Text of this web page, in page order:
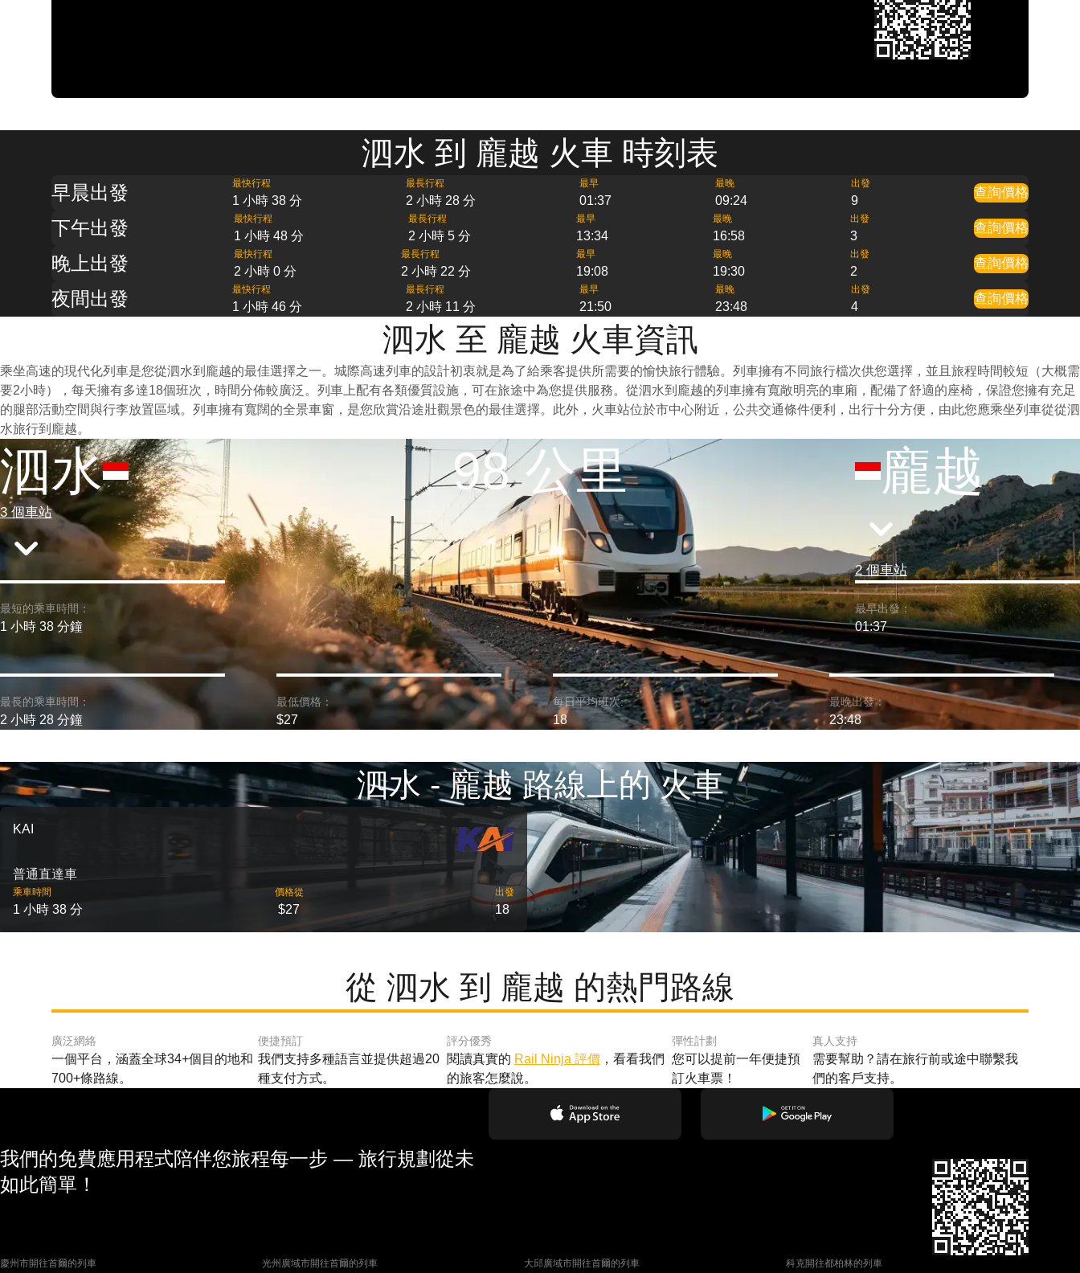
泗水 到 龐越 火車 時刻表
早晨出發 最快行程
1 小時 38 分
最長行程
2 小時 28 分
最早
01:37
最晚
09:24
出發
9
查詢價格
下午出發 最快行程
1 小時 48 分
最長行程
2 小時 5 分
最早
13:34
最晚
16:58
出發
3
查詢價格
晚上出發 最快行程
2 小時 0 分
最長行程
2 小時 22 分
最早
19:08
最晚
19:30
出發
2
查詢價格
夜間出發 最快行程
1 小時 46 分
最長行程
2 小時 11 分
最早
21:50
最晚
23:48
出發
4
查詢價格
泗水 至 龐越 火車資訊
乘坐高速的現代化列車是您從泗水到龐越的最佳選擇之一。城際高速列車的設計初衷就是為了給乘客提供所需要的愉快旅行體驗。列車擁有不同旅行檔次供您選擇，並且旅程時間較短（大概需
要2小時），每天擁有多達18個班次，時間分佈較廣泛。列車上配有各類優質設施，可在旅途中為您提供服務。從泗水到龐越的列車擁有寬敞明亮的車廂，配備了舒適的座椅，保證您擁有充足
的腿部活動空間與行李放置區域。列車擁有寬闊的全景車窗，是您欣賞沿途壯觀景色的最佳選擇。此外，火車站位於市中心附近，公共交通條件便利，出行十分方便，由此您應乘坐列車從從泗
水旅行到龐越。
泗水
3 個車站
98 公里 龐越
2 個車站
最短的乘車時間：
1 小時 38 分鐘
最早出發：
01:37
最長的乘車時間：
2 小時 28 分鐘
最低價格：
$27
每日平均班次:
18
最晚出發：
23:48
泗水 - 龐越 路線上的 火車
KAI
普通直達車
乘車時間
1 小時 38 分
價格從
$27
出發
18
從 泗水 到 龐越 的熱門路線
廣泛網絡
一個平台，涵蓋全球34+個目的地和
700+條路線。
便捷預訂
我們支持多種語言並提供超過20
種支付方式。
評分優秀
閱讀真實的 Rail Ninja 評價，看看我們
的旅客怎麼說。
彈性計劃
您可以提前一年便捷預
訂火車票！
真人支持
需要幫助？請在旅行前或途中聯繫我
們的客戶支持。
我們的免費應用程式陪伴您旅程每一步 — 旅行規劃從未
如此簡單！
慶州市開往首爾的列車 光州廣域市開往首爾的列車 大邱廣域市開往首爾的列車 科克開往都柏林的列車